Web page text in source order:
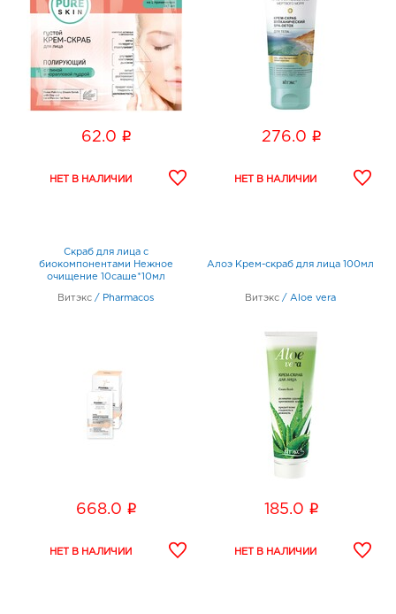
62.0 i 276.0 i
Скраб для лица с
биокомпонентами Нежное
очищение 10саше*10мл
Витэкс / Pharmacos
668.0 i
Алоэ Крем-скраб для лица 100мл
Витэкс / Aloe vera
185.0 i